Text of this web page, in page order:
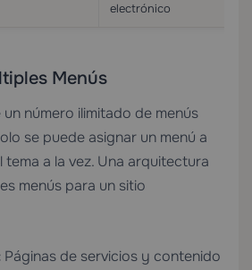
electrónico
Menús
número ilimitado de menús
se puede asignar un menú a
a la vez. Una arquitectura
menús para un sitio
Páginas de servicios y contenido